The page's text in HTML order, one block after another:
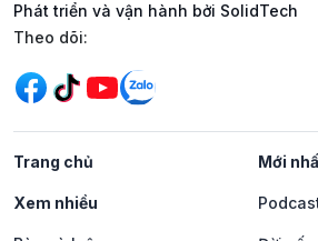
Phát triển và vận hành bởi SolidTech
Mạng xã hội
Theo dõi:
Trang chủ Mới
Xem nhiều